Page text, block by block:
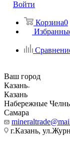
Войти
Корзина0
Ваш город
Казань
Казань
Набережные
Самара
г.Казань,